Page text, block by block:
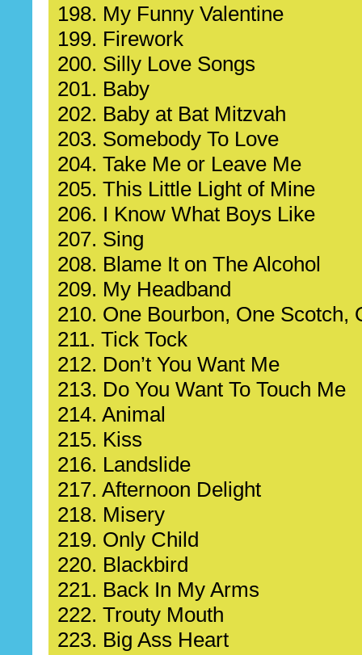
198. My Funny Valentine
199. Firework
200. Silly Love Songs
201. Baby
202. Baby at Bat Mitzvah
203. Somebody To Love
204. Take Me or Leave Me
205. This Little Light of Mine
206. I Know What Boys Like
207. Sing
208. Blame It on The Alcohol
209. My Headband
210. One Bourbon, One Scotch,
211. Tick Tock
212. Don’t You Want Me
213. Do You Want To Touch Me
214. Animal
215. Kiss
216. Landslide
217. Afternoon Delight
218. Misery
219. Only Child
220. Blackbird
221. Back In My Arms
222. Trouty Mouth
223. Big Ass Heart